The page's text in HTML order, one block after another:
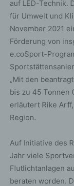
auf LED-Technik.
für Umwelt und
November 2021
Förderung von
e.coSport-
„Mit den
bis zu 45 Tonnen
erläutert Rike
Region.
Auf Initiative des
Jahr viele
Flutlichtanlagen
beraten worden.